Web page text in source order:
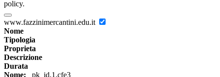
policy.
www.fazzinimercantini.edu.it
Nome
Tipologia
Proprieta
Descrizione
Durata
Nome: _pk_id.1.cfe3